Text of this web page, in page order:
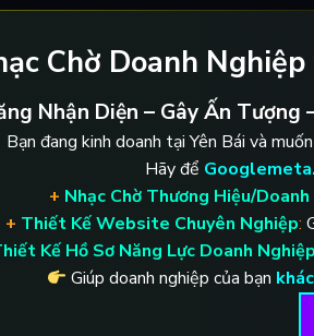
Chờ Doanh
Nhận Diện – Gây Ấn Tượng
Bạn đang kinh doanh tại Yên Bái và
Hãy để
+ Nhạc Chờ Thương Hiệu/
+ Thiết Kế Website Chuyên Nghiệp:
Kế Hồ Sơ Năng Lực Doanh Nghiệp
Giúp doanh nghiệp của bạn